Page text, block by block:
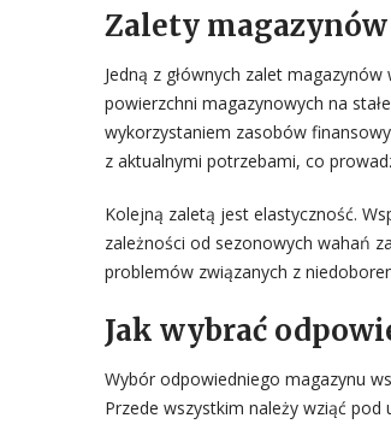
Zalety
Jedną z głównych zalet
powierzchni magazynowych na
wykorzystaniem zasobów
z aktualnymi potrzebami, co
Kolejną zaletą jest elastyczność.
zależności od sezonowych wahań
problemów związanych z
Jak wybrać
Wybór odpowiedniego magazynu
Przede wszystkim należy wziąć